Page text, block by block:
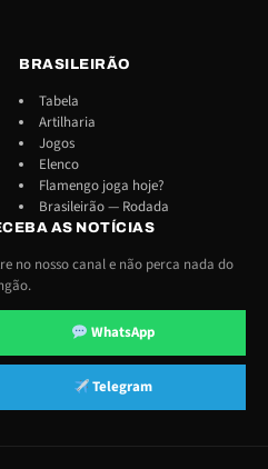
BRASILEIRÃO
Tabela
Artilharia
Jogos
Elenco
Flamengo joga hoje?
Brasileirão — Rodada
AS NOTÍCIAS
no nosso canal e não perca nada do
WhatsApp
Telegram